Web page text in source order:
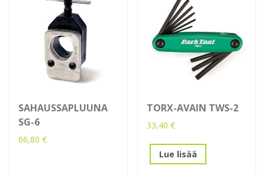
SAHAUSSAPLUUNA
SG-6
66,80 €
TORX-AVAIN TWS-2
33,40€
Lue lisää